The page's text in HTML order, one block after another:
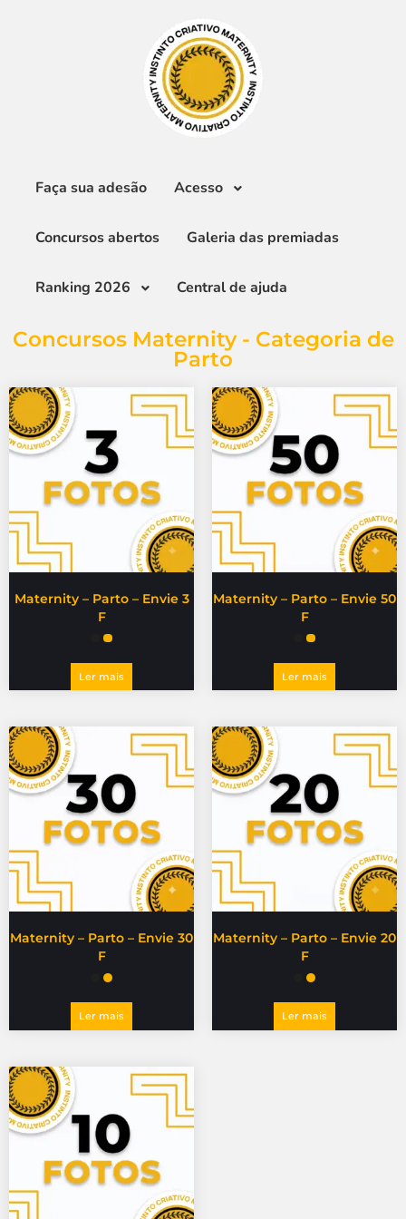
Faça sua adesão Acesso
Concursos abertos Galeria das premiadas
Ranking 2026 Central de ajuda
Concursos Maternity - Categoria de
Parto
Maternity – Parto – Envie 3
F
Ler mais
Maternity – Parto – Envie 50
F
Ler mais
Maternity – Parto – Envie 30
F
Ler mais
Maternity – Parto – Envie 20
F
Ler mais